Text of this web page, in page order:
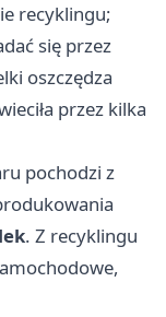
recyklingu;
się przez
oszczędza
przez kilka
pochodzi z
. Z recyklingu